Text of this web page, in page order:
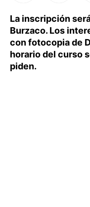
La inscripción
Burzaco. Los
con fotocopia de
horario del curso
piden.